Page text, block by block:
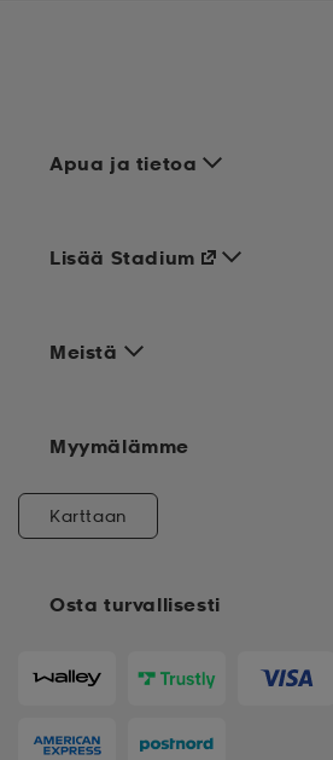
Apua ja tietoa
Meistä
Osta turvallisesti
Lisää Stadium
Myymälämme
Karttaan